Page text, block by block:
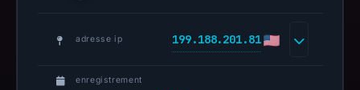
adresse ip 199.188.201.81
enregistrement